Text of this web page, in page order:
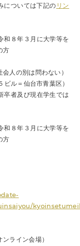
については下記の リン
和８年３月に大学等を
方
人の別は問わない）
ル＝仙台市青葉区）
卒者及び現在学生では
和８年３月に大学等を
方
ライン会場）